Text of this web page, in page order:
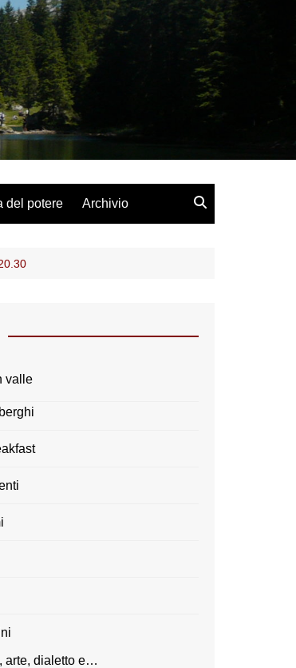
del potere Archivio
valle
arte, dialetto e…